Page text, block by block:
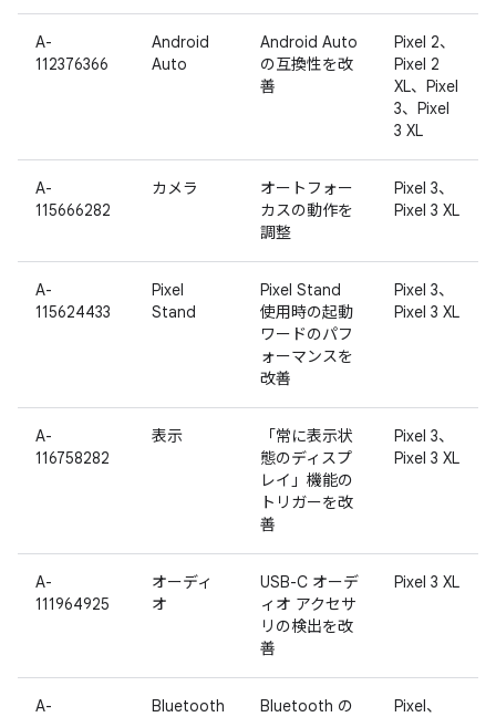
A-
112376366
Android
Auto
Android Auto
の互換性を改
善
Pixel 2、
Pixel 2
XL、Pixel
3、Pixel
3 XL
A-
115666282
カメラ
オートフォー
カスの動作を
調整
Pixel 3、
Pixel 3 XL
A-
115624433
Pixel
Stand
Pixel Stand
使用時の起動
ワードのパフ
ォーマンスを
改善
Pixel 3、
Pixel 3 XL
A-
116758282
表示
「常に表示状
態のディスプ
レイ」機能の
トリガーを改
善
Pixel 3、
Pixel 3 XL
A-
111964925
オーディ
オ
USB-C オーデ
ィオ アクセサ
リの検出を改
善
Pixel 3 XL
A-
Bluetooth
Bluetooth の
Pixel、